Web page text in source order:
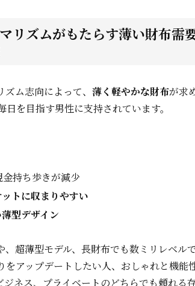
リズムがもたらす薄い財布需
ム志向によって、 薄く軽やかな財布が求
を目指す男性に支持されています。
金持ち歩きが減少
トに収まりやすい
型デザイン
超薄型モデル、長財布でも数ミリレベル
をアップデートしたい人、おしゃれと機
ネス、プライベートのどちらでも頼れる